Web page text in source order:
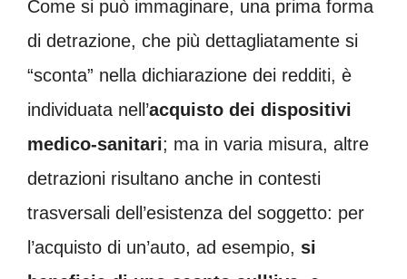
Come si può immaginare, una prima forma
di detrazione, che più dettagliatamente si
“sconta” nella dichiarazione dei redditi, è
individuata nell’acquisto dei dispositivi
medico-sanitari; ma in varia misura, altre
detrazioni risultano anche in contesti
trasversali dell’esistenza del soggetto: per
l’acquisto di un’auto, ad esempio, si